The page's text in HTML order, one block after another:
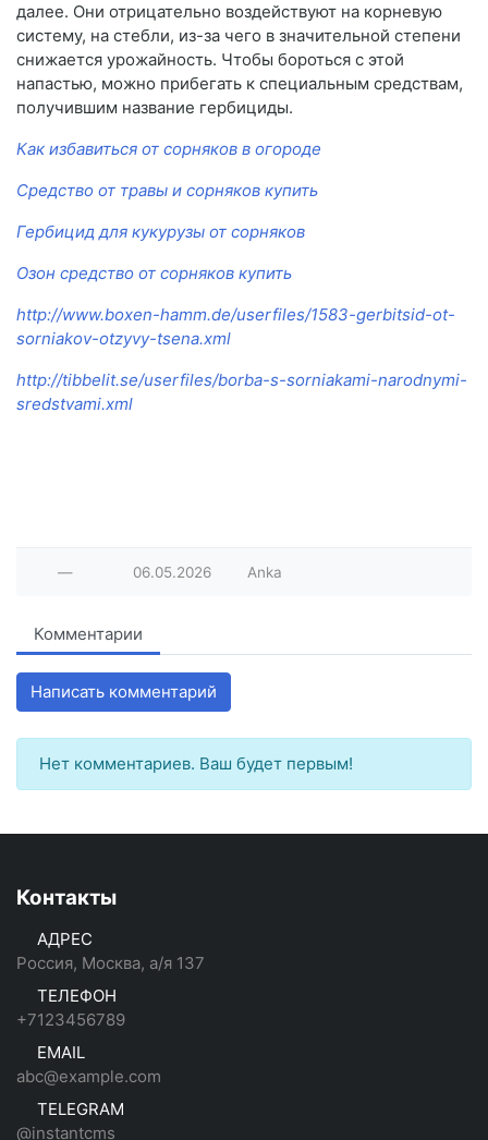
далее. Они отрицательно воздействуют на корневую
систему, на стебли, из-за чего в значительной степени
снижается урожайность. Чтобы бороться с этой
напастью, можно прибегать к специальным средствам,
получившим название гербициды.
Как избавиться от сорняков в огороде
Средство от травы и сорняков купить
Гербицид для кукурузы от сорняков
Озон средство от сорняков купить
http://www.boxen-hamm.de/userfiles/1583-gerbitsid-ot-
sorniakov-otzyvy-tsena.xml
http://tibbelit.se/userfiles/borba-s-sorniakami-narodnymi-
sredstvami.xml
— 06.05.2026 Anka
Комментарии
Написать комментарий
Нет комментариев. Ваш будет первым!
Контакты
АДРЕС
Россия, Москва, а/я 137
ТЕЛЕФОН
+7123456789
EMAIL
abc@example.com
TELEGRAM
@instantcms